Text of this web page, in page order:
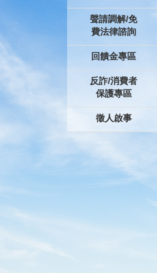
聲請調解/免
費法律諮詢
回饋金專區
反詐/消費者
保護專區
徵人啟事